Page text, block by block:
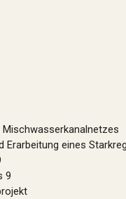
Erarbeitung eines
9